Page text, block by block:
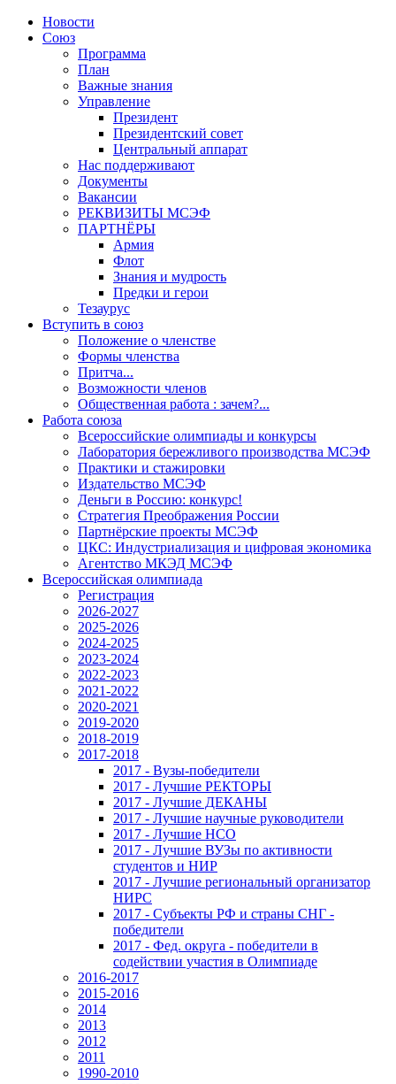
Новости
Союз
Программа
План
Важные знания
Управление
Президент
Президентский совет
Центральный аппарат
Нас поддерживают
Документы
Вакансии
РЕКВИЗИТЫ МСЭФ
ПАРТНЁРЫ
Армия
Флот
Знания и мудрость
Предки и герои
Тезаурус
Вступить в союз
Положение о членстве
Формы членства
Притча...
Возможности членов
Общественная работа : зачем?...
Работа союза
Всероссийские олимпиады и конкурсы
Лаборатория бережливого производства МСЭФ
Практики и стажировки
Издательство МСЭФ
Деньги в Россию: конкурс!
Стратегия Преображения России
Партнёрские проекты МСЭФ
ЦКС: Индустриализация и цифровая экономика
Агентство МКЭД МСЭФ
Всероссийская олимпиада
Регистрация
2026-2027
2025-2026
2024-2025
2023-2024
2022-2023
2021-2022
2020-2021
2019-2020
2018-2019
2017-2018
2017 - Вузы-победители
2017 - Лучшие РЕКТОРЫ
2017 - Лучшие ДЕКАНЫ
2017 - Лучшие научные руководители
2017 - Лучшие НСО
2017 - Лучшие ВУЗы по активности
студентов и НИР
2017 - Лучшие региональный организатор
НИРС
2017 - Субъекты РФ и страны СНГ -
победители
2017 - Фед. округа - победители в
содействии участия в Олимпиаде
2016-2017
2015-2016
2014
2013
2012
2011
1990-2010